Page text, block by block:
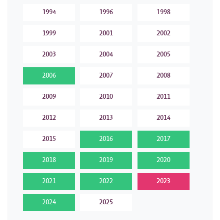
1994 1996 1998
1999 2001 2002
2003 2004 2005
2006 2007 2008
2009 2010 2011
2012 2013 2014
2015 2016 2017
2018 2019 2020
2021 2022 2023
2024 2025